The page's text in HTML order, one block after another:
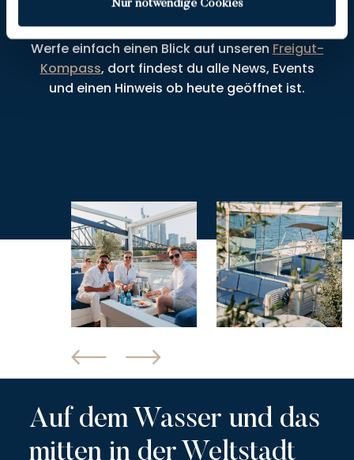
Nur notwendige Cookies
kann es mal sein, dass einzelne Decks oder
das gesamte Freigut nicht geöffnet sind.
Werfe einfach einen Blick auf unseren Freigut-
Kompass, dort findest du alle News, Events
und einen Hinweis ob heute geöffnet ist.
Auf dem Wasser und das
mitten in der Weltstadt